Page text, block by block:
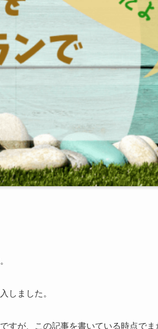
しました。
すが、この記事を書いている時点で